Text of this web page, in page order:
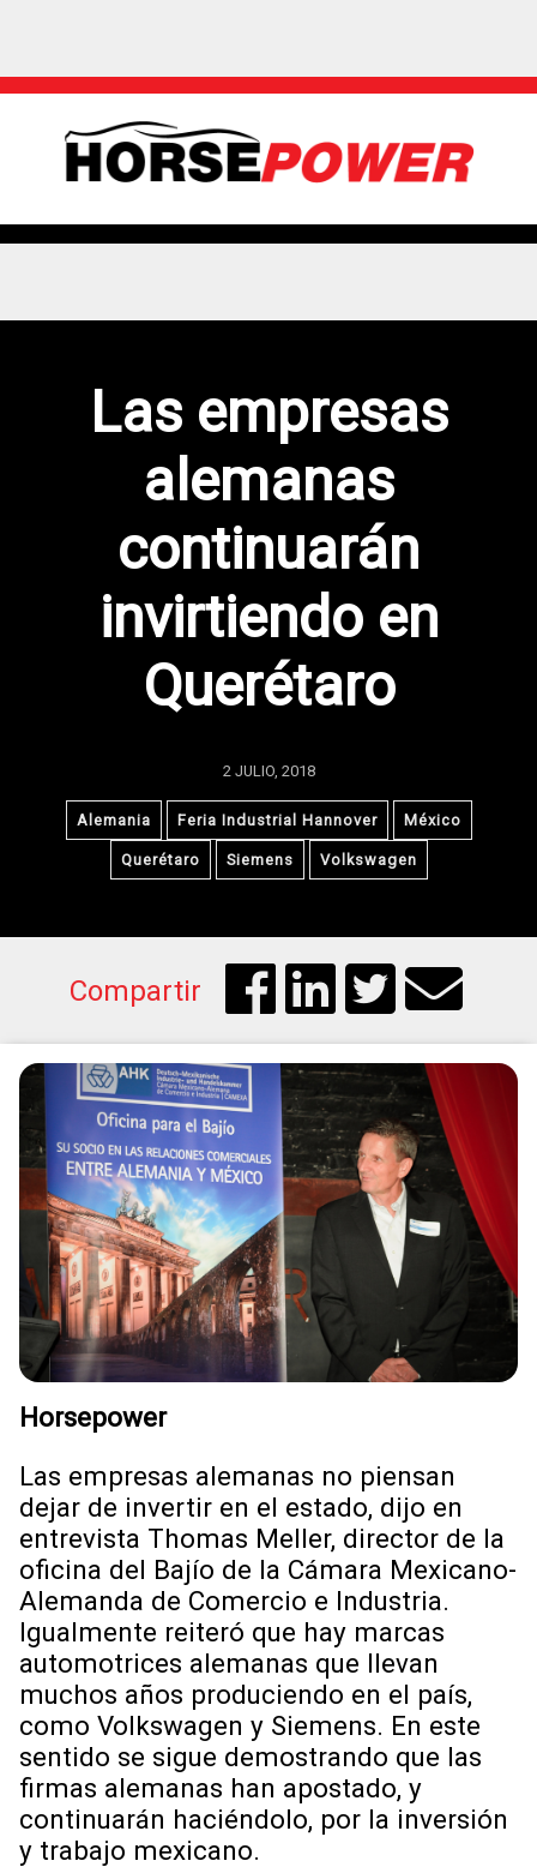
Las empresas
alemanas
continuarán
invirtiendo en
Querétaro
2 JULIO, 2018
Alemania Feria Industrial Hannover México
Querétaro Siemens Volkswagen
Compartir
Horsepower
Las empresas alemanas no piensan
dejar de invertir en el estado, dijo en
entrevista Thomas Meller, director de la
oficina del Bajío de la Cámara Mexicano-
Alemanda de Comercio e Industria.
Igualmente reiteró que hay marcas
automotrices alemanas que llevan
muchos años produciendo en el país,
como Volkswagen y Siemens. En este
sentido se sigue demostrando que las
firmas alemanas han apostado, y
continuarán haciéndolo, por la inversión
y trabajo mexicano.